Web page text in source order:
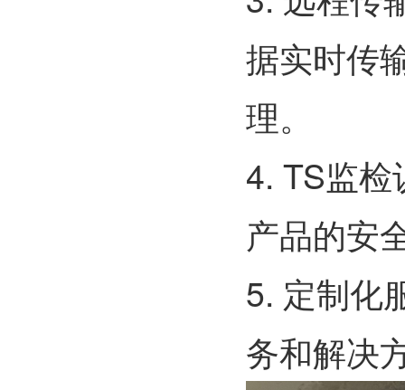
据实时传
理。
4. TS监检
产品的安
5. 定制化
务和解决